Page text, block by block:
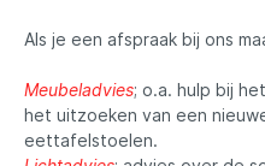
Als je een afspraak bij ons
Meubeladvies; o.a. hulp bij
het uitzoeken van een
eettafelstoelen.